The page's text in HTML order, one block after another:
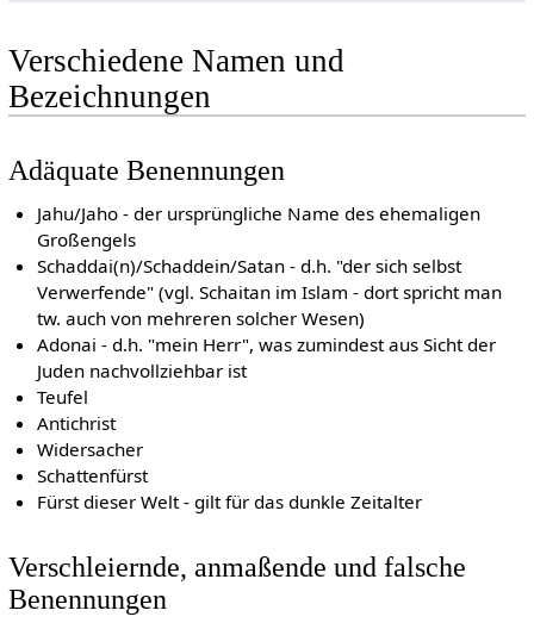
Verschiedene Namen und
Bezeichnungen
Adäquate Benennungen
Jahu/Jaho - der ursprüngliche Name des ehemaligen
Großengels
Schaddai(n)/Schaddein/Satan - d.h. "der sich selbst
Verwerfende" (vgl. Schaitan im Islam - dort spricht man
tw. auch von mehreren solcher Wesen)
Adonai - d.h. "mein Herr", was zumindest aus Sicht der
Juden nachvollziehbar ist
Teufel
Antichrist
Widersacher
Schattenfürst
Fürst dieser Welt - gilt für das dunkle Zeitalter
Verschleiernde, anmaßende und falsche
Benennungen